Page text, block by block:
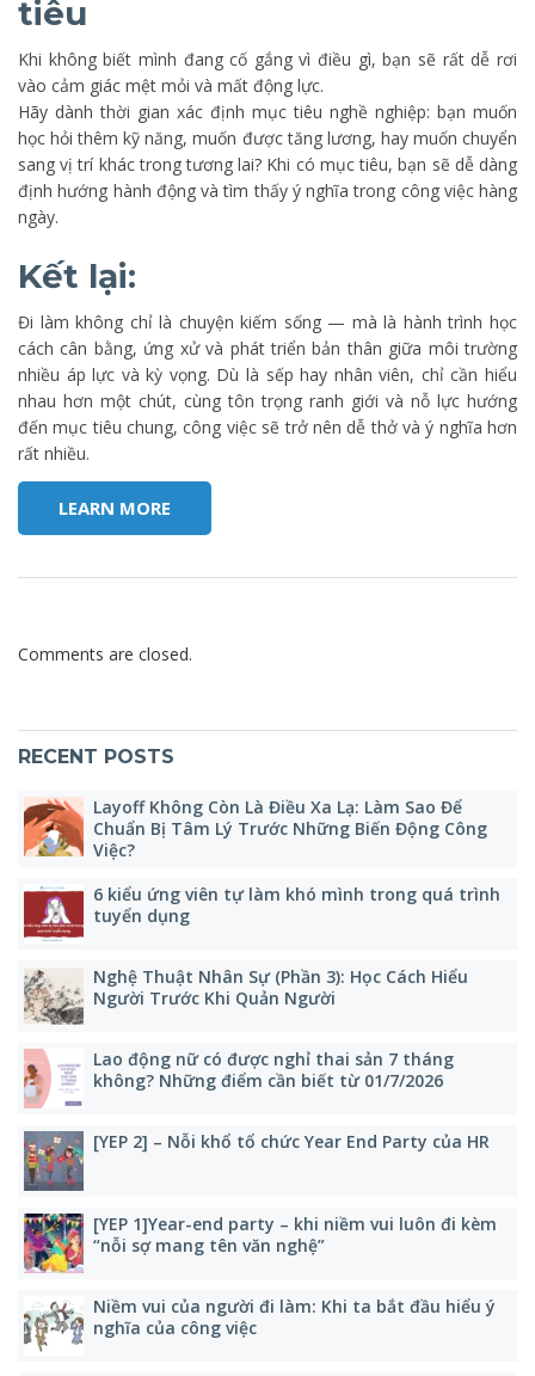
tiêu
Khi không biết mình đang cố gắng vì điều gì, bạn sẽ rất dễ rơi
vào cảm giác mệt mỏi và mất động lực.
Hãy dành thời gian xác định mục tiêu nghề nghiệp: bạn muốn
học hỏi thêm kỹ năng, muốn được tăng lương, hay muốn chuyển
sang vị trí khác trong tương lai? Khi có mục tiêu, bạn sẽ dễ dàng
định hướng hành động và tìm thấy ý nghĩa trong công việc hàng
ngày.
Kết lại:
Đi làm không chỉ là chuyện kiếm sống — mà là hành trình học
cách cân bằng, ứng xử và phát triển bản thân giữa môi trường
nhiều áp lực và kỳ vọng. Dù là sếp hay nhân viên, chỉ cần hiểu
nhau hơn một chút, cùng tôn trọng ranh giới và nỗ lực hướng
đến mục tiêu chung, công việc sẽ trở nên dễ thở và ý nghĩa hơn
rất nhiều.
LEARN MORE
Comments are closed.
RECENT POSTS
Layoff Không Còn Là Điều Xa Lạ: Làm Sao Để
Chuẩn Bị Tâm Lý Trước Những Biến Động Công
Việc?
6 kiểu ứng viên tự làm khó mình trong quá trình
tuyển dụng
Nghệ Thuật Nhân Sự (Phần 3): Học Cách Hiểu
Người Trước Khi Quản Người
Lao động nữ có được nghỉ thai sản 7 tháng
không? Những điểm cần biết từ 01/7/2026
[YEP 2] – Nỗi khổ tổ chức Year End Party của HR
[YEP 1]Year-end party – khi niềm vui luôn đi kèm
“nỗi sợ mang tên văn nghệ”
Niềm vui của người đi làm: Khi ta bắt đầu hiểu ý
nghĩa của công việc